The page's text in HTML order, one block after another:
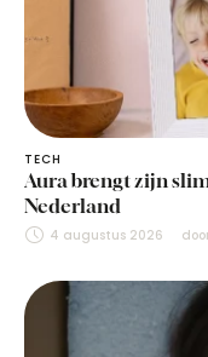
TECH
Aura brengt zijn
Nederland
4 augustus 2026